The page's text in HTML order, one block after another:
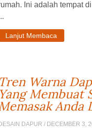
Ini adalah tempat
Lanjut Membaca
Tren Warna
Yang Membuat
Anda
DAPUR / DECEMBER 3,